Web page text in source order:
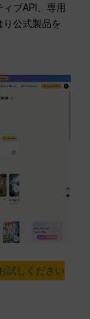
ブAPI、専用
公式製品を
試しください